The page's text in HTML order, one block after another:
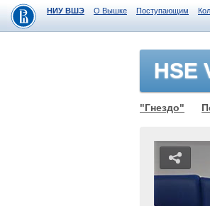
НИУ ВШЭ О Вышке Поступающим
HSE
"Гнездо"